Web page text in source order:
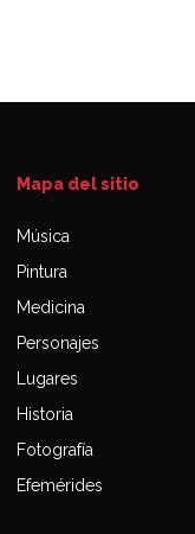
Mapa del sitio
Música
Pintura
Medicina
Personajes
Lugares
Historia
Fotografía
Efemérides